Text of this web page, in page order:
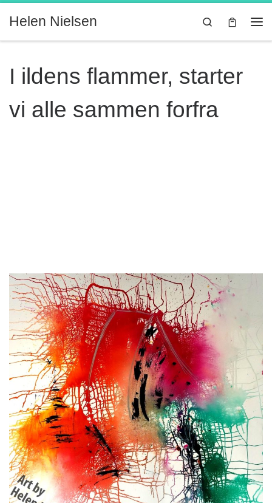
Fortsæt til indhold
Helen Nielsen
Search
I ildens flammer, starter
vi alle sammen forfra